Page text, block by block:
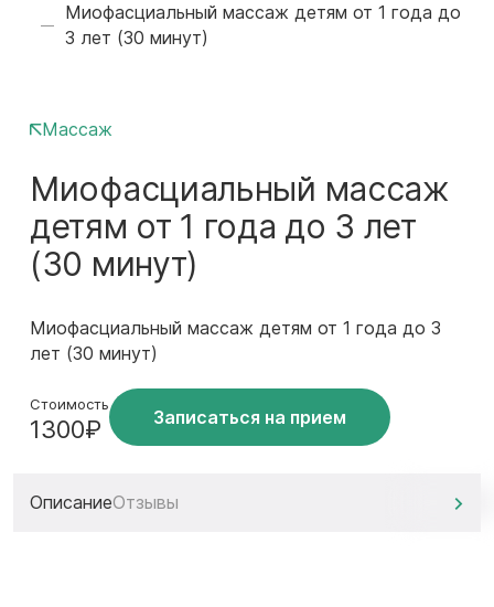
Миофасциальный массаж детям от 1 года до
3 лет (30 минут)
Массаж
Миофасциальный массаж
детям от 1 года до 3 лет
(30 минут)
Миофасциальный массаж детям от 1 года до 3
лет (30 минут)
Стоимость
1300₽ Записаться на прием
ОписаниеОтзывы